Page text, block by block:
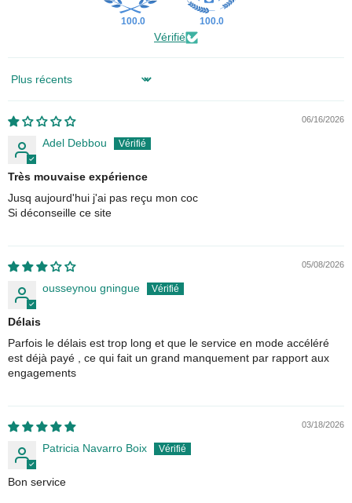
100.0 100.0
Vérifié
Sort by
06/16/2026
Adel Debbou
Très mouvaise expérience
Jusq aujourd'hui j'ai pas reçu mon coc
Si déconseille ce site
05/08/2026
ousseynou gningue
Délais
Parfois le délais est trop long et que le service en mode accéléré
est déjà payé , ce qui fait un grand manquement par rapport aux
engagements
03/18/2026
Patricia Navarro Boix
Bon service